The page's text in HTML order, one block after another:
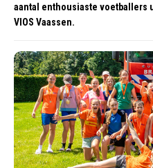
aantal enthousiaste voetballers
VIOS Vaassen.